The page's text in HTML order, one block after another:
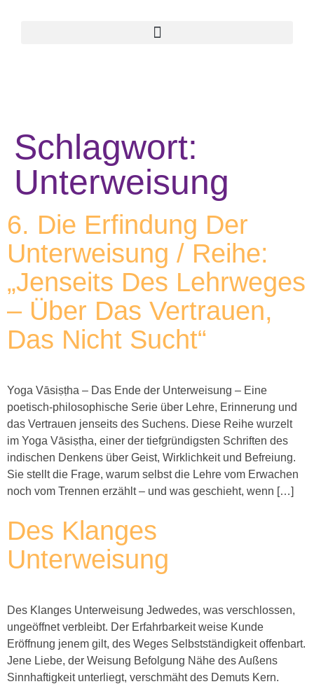
Schlagwort:
Unterweisung
6. Die Erfindung Der
Unterweisung / Reihe:
„Jenseits Des Lehrweges
– Über Das Vertrauen,
Das Nicht Sucht“
Yoga Vāsiṣṭha – Das Ende der Unterweisung – Eine
poetisch-philosophische Serie über Lehre, Erinnerung und
das Vertrauen jenseits des Suchens. Diese Reihe wurzelt
im Yoga Vāsiṣṭha, einer der tiefgründigsten Schriften des
indischen Denkens über Geist, Wirklichkeit und Befreiung.
Sie stellt die Frage, warum selbst die Lehre vom Erwachen
noch vom Trennen erzählt – und was geschieht, wenn […]
Des Klanges
Unterweisung
Des Klanges Unterweisung Jedwedes, was verschlossen,
ungeöffnet verbleibt. Der Erfahrbarkeit weise Kunde
Eröffnung jenem gilt, des Weges Selbstständigkeit offenbart.
Jene Liebe, der Weisung Befolgung Nähe des Außens
Sinnhaftigkeit unterliegt, verschmäht des Demuts Kern.